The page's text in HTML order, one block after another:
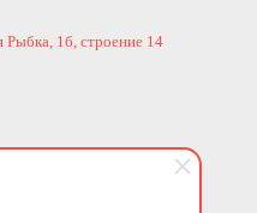
Рыбка, 1б, строение 14